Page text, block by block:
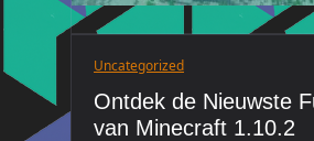
Uncategorized
Ontdek de Nieuwste
van Minecraft 1.10.2